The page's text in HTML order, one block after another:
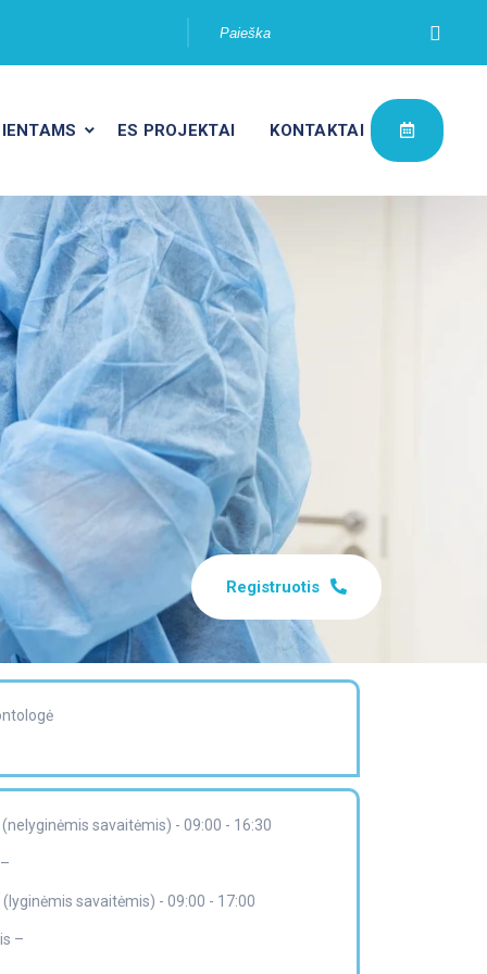
ES PROJEKTAI KONTAKTAI
Registruotis
savaitėmis) - 09:00 - 16:30
savaitėmis) - 09:00 - 17:00
–